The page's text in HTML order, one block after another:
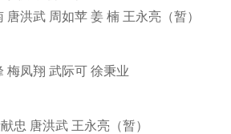
唐洪武 周如苹 姜 楠 王永亮（暂）
梅凤翔 武际可 徐秉业
忠 唐洪武 王永亮（暂）